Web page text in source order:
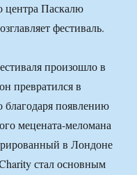
центра Паскалю
фестиваль.
произошло в
превратился в
появлению
мецената-меломана
в Лондоне
стал основным